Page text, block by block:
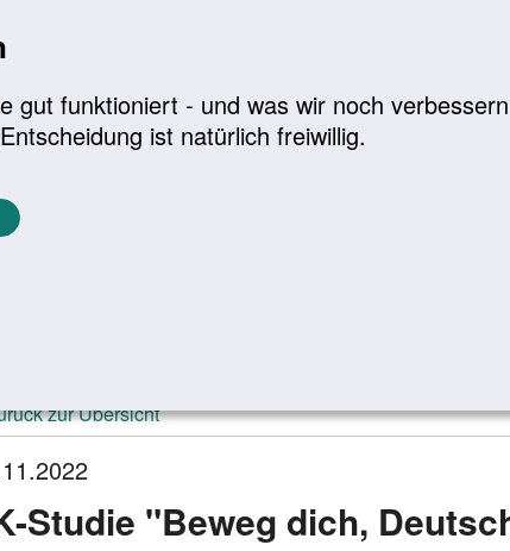
gut funktioniert - und was wir noch
ist natürlich freiwillig.
zur Übersicht
Studie "Beweg dich,